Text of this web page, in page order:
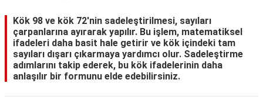
Kök 98 ve kök 72'nin sadeleştirilmesi, sayıları
çarpanlarına ayırarak yapılır. Bu işlem, matematiksel
ifadeleri daha basit hale getirir ve kök içindeki tam
sayıları dışarı çıkarmaya yardımcı olur. Sadeleştirme
adımlarını takip ederek, bu kök ifadelerinin daha
anlaşılır bir formunu elde edebilirsiniz.